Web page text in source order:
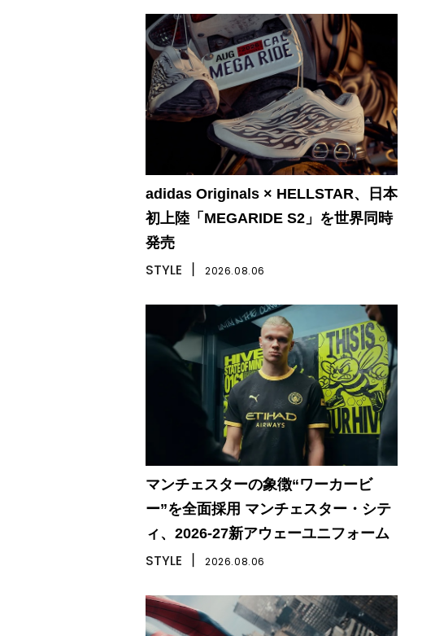
adidas Originals × HELLSTAR、日本
初上陸「MEGARIDE S2」を世界同時
発売
STYLE 2026.08.06
マンチェスターの象徴“ワーカービ
ー”を全面採用 マンチェスター・シテ
ィ、2026-27新アウェーユニフォーム
STYLE 2026.08.06